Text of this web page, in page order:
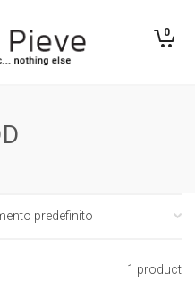
0
1 product